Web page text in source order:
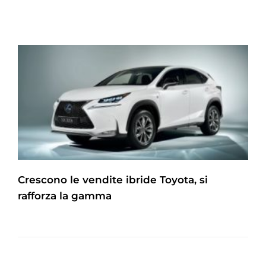
Crescono le vendite ibride Toyota, si
rafforza la gamma